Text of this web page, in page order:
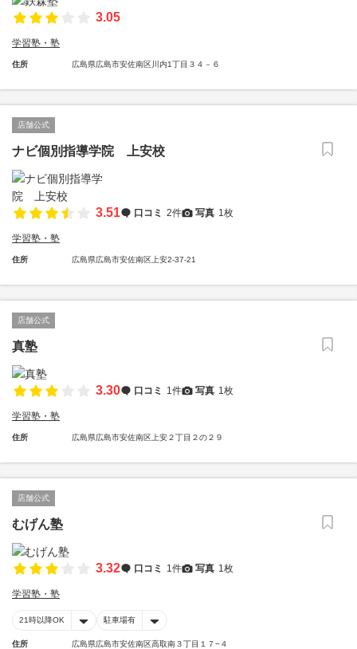
3.05
学習塾・塾
住所 広島県広島市安佐南区川内1丁目３４－６
店舗公式
ナビ個別指導学院 上安校
3.51 口コミ 2件 写真 1枚
学習塾・塾
住所 広島県広島市安佐南区上安2-37-21
店舗公式
真塾
3.30 口コミ 1件 写真 1枚
学習塾・塾
住所 広島県広島市安佐南区上安２丁目２の２９
店舗公式
むげん塾
3.32 口コミ 1件 写真 1枚
学習塾・塾
21時以降OK 駐車場有
住所
広島県広島市安佐南区高取南３丁目１７−４